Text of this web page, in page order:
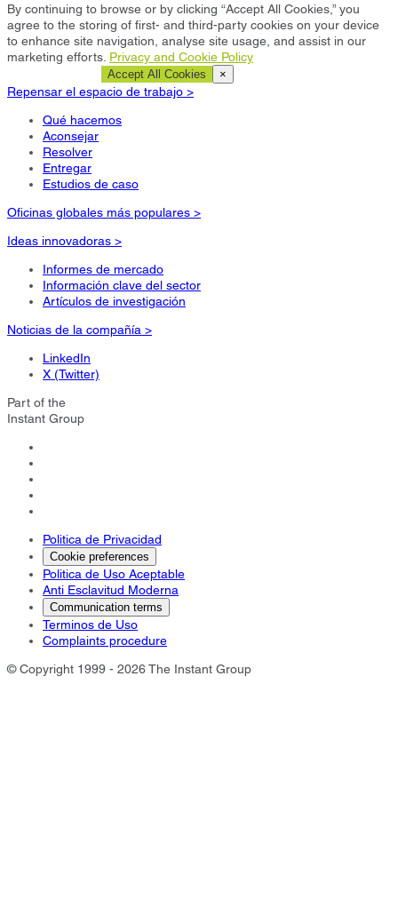
By continuing to browse or by clicking “Accept All Cookies,” you
agree to the storing of first- and third-party cookies on your device
to enhance site navigation, analyse site usage, and assist in our
marketing efforts. Privacy and Cookie Policy
Accept All Cookies ×
Repensar el espacio de trabajo >
Qué hacemos
Aconsejar
Resolver
Entregar
Estudios de caso
Oficinas globales más populares >
Ideas innovadoras >
Informes de mercado
Información clave del sector
Artículos de investigación
Noticias de la compañía >
LinkedIn
X (Twitter)
Part of the
Instant Group
Politica de Privacidad
Cookie preferences
Politica de Uso Aceptable
Anti Esclavitud Moderna
Communication terms
Terminos de Uso
Complaints procedure
© Copyright 1999 - 2026 The Instant Group